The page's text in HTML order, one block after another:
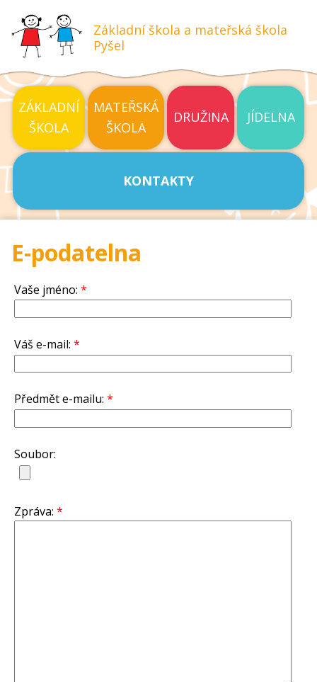
Základní škola a mateřská škola
Pyšel
ZÁKLADNÍ
ŠKOLA
MATEŘSKÁ
ŠKOLA
DRUŽINA JÍDELNA
KONTAKTY
E-podatelna
Vaše jméno: *
Váš e-mail: *
Předmět e-mailu: *
Soubor:
Zpráva: *